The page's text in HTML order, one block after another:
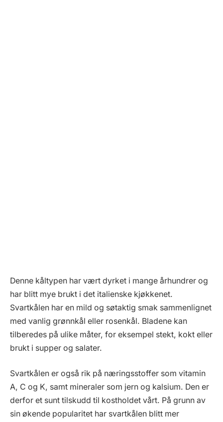
Denne kåltypen har vært dyrket i mange århundrer og
har blitt mye brukt i det italienske kjøkkenet.
Svartkålen har en mild og søtaktig smak sammenlignet
med vanlig grønnkål eller rosenkål. Bladene kan
tilberedes på ulike måter, for eksempel stekt, kokt eller
brukt i supper og salater.
Svartkålen er også rik på næringsstoffer som vitamin
A, C og K, samt mineraler som jern og kalsium. Den er
derfor et sunt tilskudd til kostholdet vårt. På grunn av
sin økende popularitet har svartkålen blitt mer